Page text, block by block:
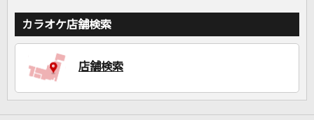
カラオケ店舗検索
店舗検索